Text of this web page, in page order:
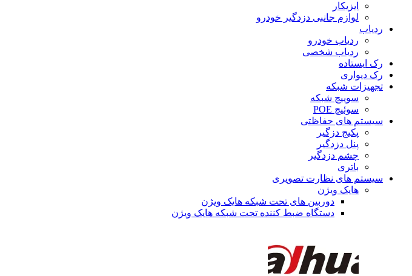
ایزیکار
لوازم جانبی دزدگیر خودرو
ردیاب
ردیاب خودرو
ردیاب شخصی
رک ایستاده
رک دیواری
تجهیزات شبکه
سوییچ شبکه
سوئیچ POE
سیستم های حفاظتی
پکیج دزگیر
پنل دزدگیر
چشم دزدگیر
باتری
سیستم های نظارت تصویری
هایک ویژن
دوربین های تحت شبکه هایک ویژن
دستگاه ضبط کننده تحت شبکه هایک ویژن